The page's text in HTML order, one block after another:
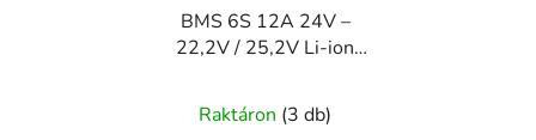
BMS 6S 12A 24V –
22,2V / 25,2V Li-ion
Raktáron (3 db)